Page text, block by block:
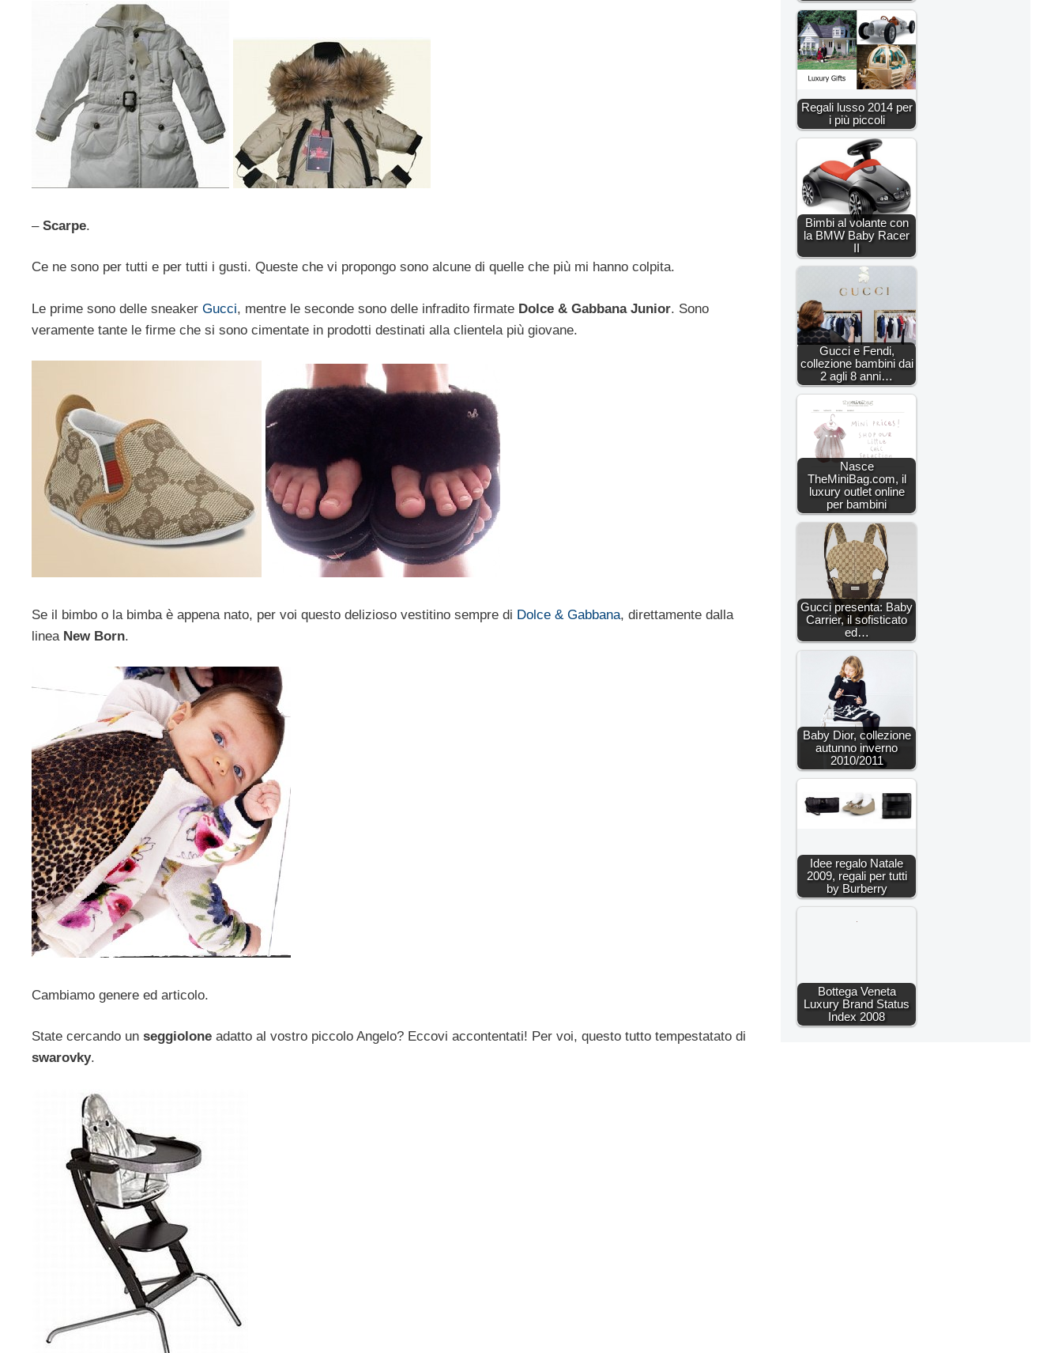
– Scarpe.
Ce ne sono per tutti e per tutti i gusti. Queste che vi propongo sono alcune di quelle che più mi hanno colpita.
Le prime sono delle sneaker Gucci, mentre le seconde sono delle infradito firmate Dolce & Gabbana Junior. Sono
veramente tante le firme che si sono cimentate in prodotti destinati alla clientela più giovane.
Se il bimbo o la bimba è appena nato, per voi questo delizioso vestitino sempre di Dolce & Gabbana, direttamente dalla
linea New Born.
Cambiamo genere ed articolo.
State cercando un seggiolone adatto al vostro piccolo Angelo? Eccovi accontentati! Per voi, questo tutto tempestatato di
swarovky.
Regali lusso 2014 per
i più piccoli
Bimbi al volante con
la BMW Baby Racer
Gucci e Fendi,
collezione bambini dai
2 agli 8 anni…
Nasce
TheMiniBag.com, il
luxury outlet online
per bambini
Gucci presenta: Baby
Carrier, il sofisticato
ed…
Baby Dior, collezione
autunno inverno
2010/2011
Idee regalo Natale
2009, regali per tutti
by Burberry
Bottega Veneta
Luxury Brand Status
Index 2008